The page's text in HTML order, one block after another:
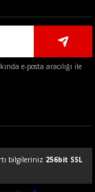
e-posta aracılığı ile
bilgileriniz 256bit SSL